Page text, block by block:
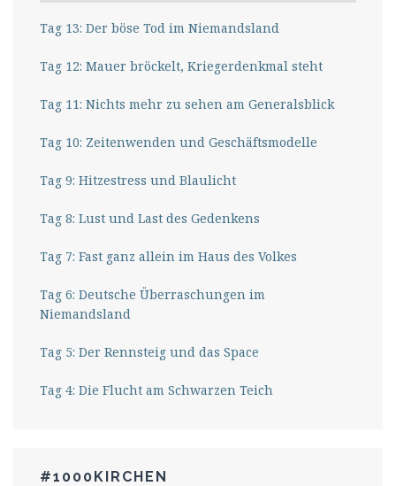
Tag 13: Der böse Tod im Niemandsland
Tag 12: Mauer bröckelt, Kriegerdenkmal steht
Tag 11: Nichts mehr zu sehen am Generalsblick
Tag 10: Zeitenwenden und Geschäftsmodelle
Tag 9: Hitzestress und Blaulicht
Tag 8: Lust und Last des Gedenkens
Tag 7: Fast ganz allein im Haus des Volkes
Tag 6: Deutsche Überraschungen im
Niemandsland
Tag 5: Der Rennsteig und das Space
Tag 4: Die Flucht am Schwarzen Teich
#1000KIRCHEN